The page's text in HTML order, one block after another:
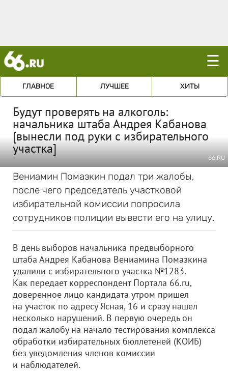
☰
ГЛАВНОЕ ЛУЧШЕЕ ХИТЫ
Будут проверять на алкоголь:
начальника штаба Андрея Кабанова
[вынесли под руки с избирательного
участка]
66.RU
Вениамин Помазкин подал три жалобы,
после чего председатель участковой
избирательной комиссии попросила
сотрудников полиции вывести его на улицу.
В день выборов начальника предвыборного
штаба Андрея Кабанова Вениамина Помазкина
удалили с избирательного участка №1283.
Как передает корреспондент Портала 66.ru,
доверенное лицо кандидата утром пришел
на участок по адресу Ясная, 16 и сразу нашел
несколько нарушений. В первую очередь он
подал жалобу на начало тестирования комплекса
обработки избирательных бюллетеней (КОИБ)
без уведомления членов комиссии
и наблюдателей.